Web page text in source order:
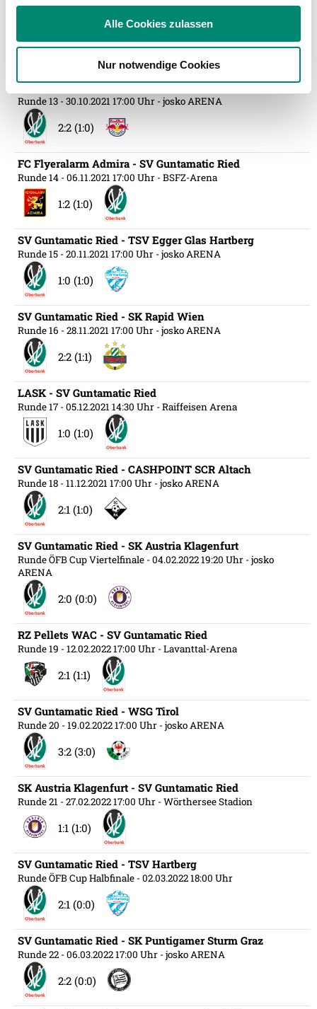
Partner führen diese Informationen möglicherweise mit
weiteren Daten zusammen, die Sie ihnen bereitgestellt
haben oder die sie im Rahmen Ihrer Nutzung der Dienste
gesammelt haben.
Weitere Details, insbesondere zu Speicherdauer und
Empfänger entnehmen Sie unserer
Datenschutzerklärung .
Alle Cookies zulassen
Nur notwendige Cookies
SK Sturm Graz - SV Guntamatic Ried
Runde ÖFB Cup Runde 3 - 27.10.2021 18:00 Uhr
1:2 (0:1)
SV Guntamatic Ried - FC Red Bull Salzburg
Runde 13 - 30.10.2021 17:00 Uhr - josko ARENA
2:2 (1:0)
FC Flyeralarm Admira - SV Guntamatic Ried
Runde 14 - 06.11.2021 17:00 Uhr - BSFZ-Arena
1:2 (1:0)
SV Guntamatic Ried - TSV Egger Glas Hartberg
Runde 15 - 20.11.2021 17:00 Uhr - josko ARENA
1:0 (1:0)
SV Guntamatic Ried - SK Rapid Wien
Runde 16 - 28.11.2021 17:00 Uhr - josko ARENA
2:2 (1:1)
LASK - SV Guntamatic Ried
Runde 17 - 05.12.2021 14:30 Uhr - Raiffeisen Arena
1:0 (1:0)
SV Guntamatic Ried - CASHPOINT SCR Altach
Runde 18 - 11.12.2021 17:00 Uhr - josko ARENA
2:1 (1:0)
SV Guntamatic Ried - SK Austria Klagenfurt
Runde ÖFB Cup Viertelfinale - 04.02.2022 19:20 Uhr - josko
ARENA
2:0 (0:0)
RZ Pellets WAC - SV Guntamatic Ried
Runde 19 - 12.02.2022 17:00 Uhr - Lavanttal-Arena
2:1 (1:1)
SV Guntamatic Ried - WSG Tirol
Runde 20 - 19.02.2022 17:00 Uhr - josko ARENA
3:2 (3:0)
SK Austria Klagenfurt - SV Guntamatic Ried
Runde 21 - 27.02.2022 17:00 Uhr - Wörthersee Stadion
1:1 (1:0)
SV Guntamatic Ried - TSV Hartberg
Runde ÖFB Cup Halbfinale - 02.03.2022 18:00 Uhr
2:1 (0:0)
SV Guntamatic Ried - SK Puntigamer Sturm Graz
Runde 22 - 06.03.2022 17:00 Uhr - josko ARENA
2:2 (0:0)